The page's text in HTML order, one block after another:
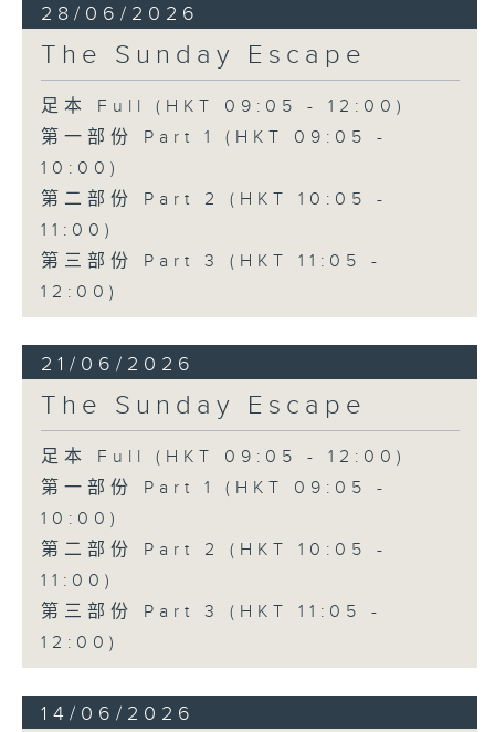
28/06/2026
The Sunday Escape
足本 Full (HKT 09:05 - 12:00)
第一部份 Part 1 (HKT 09:05 -
10:00)
第二部份 Part 2 (HKT 10:05 -
11:00)
第三部份 Part 3 (HKT 11:05 -
12:00)
21/06/2026
The Sunday Escape
足本 Full (HKT 09:05 - 12:00)
第一部份 Part 1 (HKT 09:05 -
10:00)
第二部份 Part 2 (HKT 10:05 -
11:00)
第三部份 Part 3 (HKT 11:05 -
12:00)
14/06/2026